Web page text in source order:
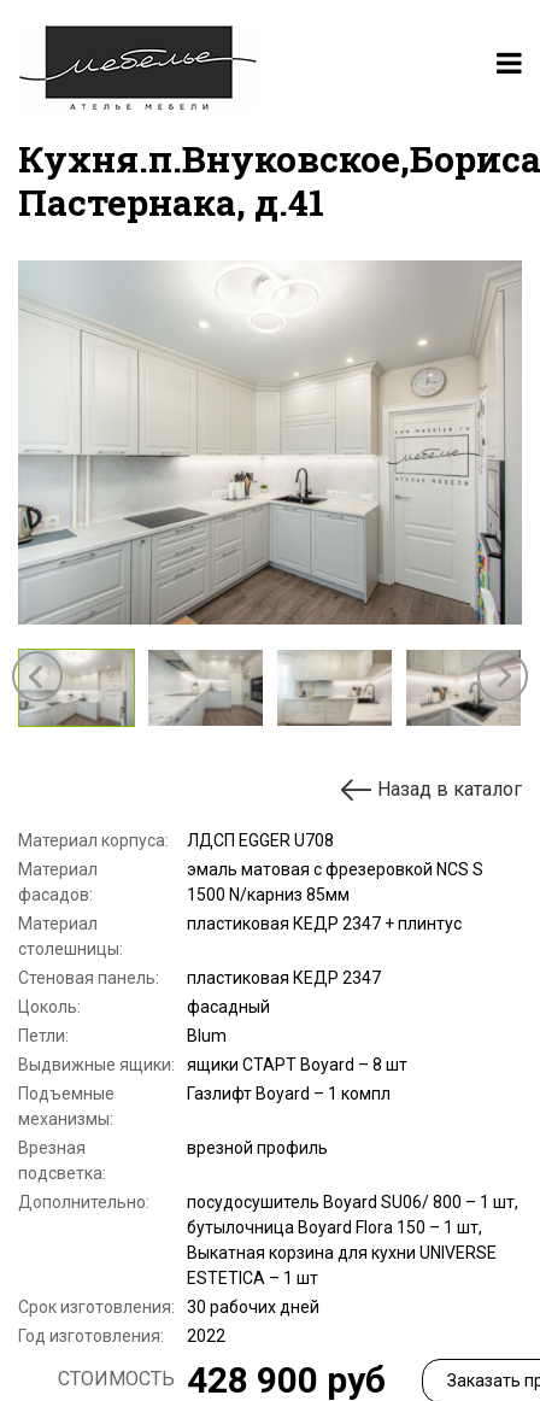
Кухня.п.Внуковское,Бориса
Пастернака, д.41
Назад в каталог
Материал корпуса:
ЛДСП EGGER U708
Материал
фасадов:
эмаль матовая с фрезеровкой NCS S
1500 N/карниз 85мм
Материал
столешницы:
пластиковая КЕДР 2347 + плинтус
Стеновая панель:
пластиковая КЕДР 2347
Цоколь:
фасадный
Петли:
Blum
Выдвижные ящики:
ящики СТАРТ Boyard – 8 шт
Подъемные
механизмы:
Газлифт Boyard – 1 компл
Врезная
подсветка:
врезной профиль
Дополнительно:
посудосушитель Boyard SU06/ 800 – 1 шт,
бутылочница Boyard Flora 150 – 1 шт,
Выкатная корзина для кухни UNIVERSE
ESTETICA – 1 шт
Срок изготовления:
30 рабочих дней
Год изготовления:
2022
СТОИМОСТЬ 428 900 руб Заказать